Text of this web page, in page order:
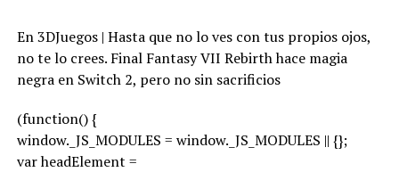
En 3DJuegos | Hasta que no lo ves con tus propios ojos,
no te lo crees. Final Fantasy VII Rebirth hace magia
negra en Switch 2, pero no sin sacrificios
(function() {
window._JS_MODULES = window._JS_MODULES || {};
var headElement =